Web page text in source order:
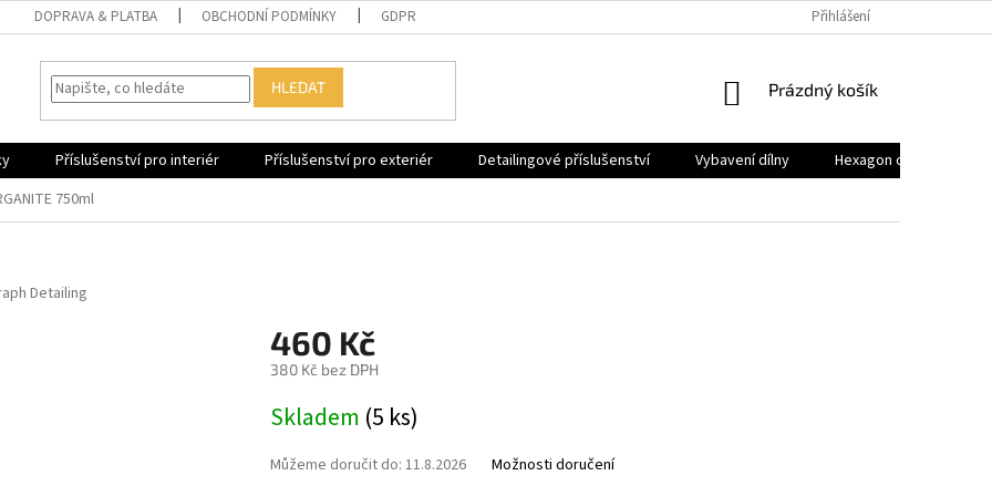
DOPRAVA & PLATBA OBCHODNÍ PODMÍNKY GDPR Přihlášení
HLEDAT
NÁKUPNÍ
Prázdný košík
Příslušenství pro interiér Příslušenství pro exteriér Detailingové příslušenství Vybavení dílny
Hexagon osvětlení
750ml
Detailing
460 Kč
380 Kč bez DPH
cena:
Skladem (5 ks)
Můžeme doručit do: 11.8.2026 Možnosti doručení